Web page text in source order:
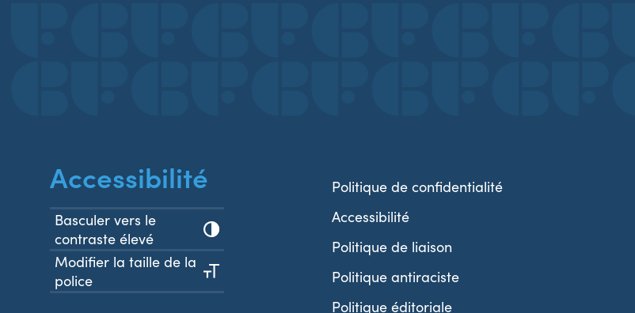
Accessibilité
Basculer vers le
contraste élevé
Modifier la taille de la
police
Politique de confidentialité
Accessibilité
Politique de liaison
Politique antiraciste
Politique éditoriale